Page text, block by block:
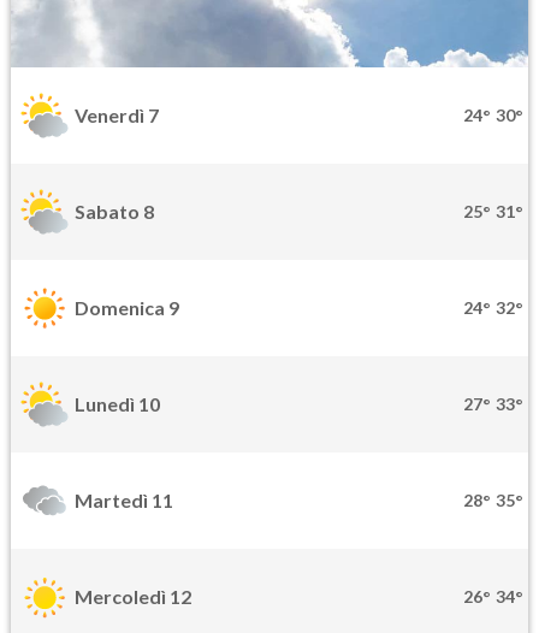
Venerdì 7 24° 30°
Sabato 8 25° 31°
Domenica 9 24° 32°
Lunedì 10 27° 33°
Martedì 11 28° 35°
Mercoledì 12 26° 34°